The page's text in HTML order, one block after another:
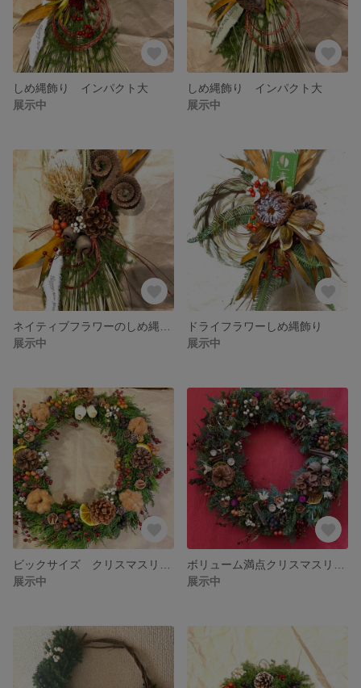
しめ縄飾り インパクト大
展示中
しめ縄飾り インパクト大
展示中
展示中
ドライフラワーしめ縄飾り
展示中
展示中
展示中